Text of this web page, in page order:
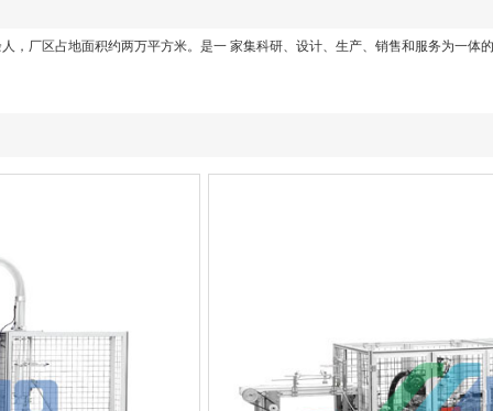
，厂区占地面积约两万平方米。是一 家集科研、设计、生产、销售和服务为一体